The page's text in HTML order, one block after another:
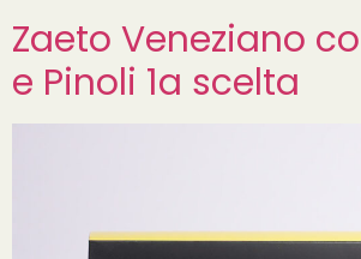
Zaeto Veneziano
e Pinoli 1a scelta